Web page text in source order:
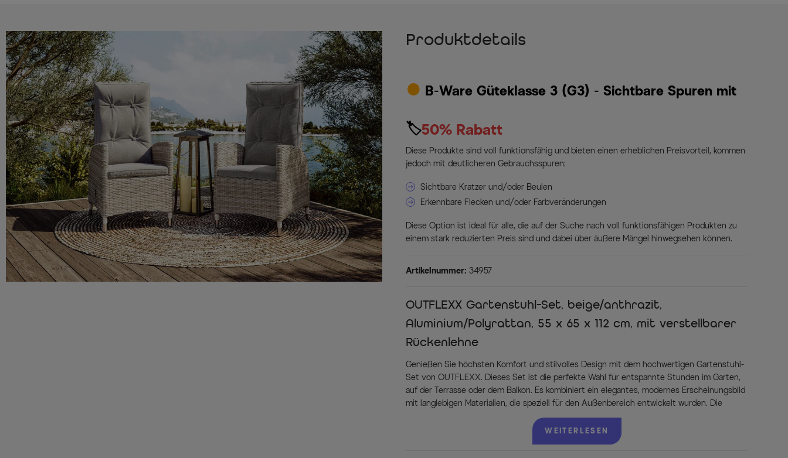
Produktdetails
• B-Ware Güteklasse 3 (G3) - Sichtbare Spuren mit
🏷50% Rabatt
Diese Produkte sind voll funktionsfähig und bieten einen erheblichen Preisvorteil, kommen
jedoch mit deutlicheren Gebrauchsspuren:
Sichtbare Kratzer und/oder Beulen
Erkennbare Flecken und/oder Farbveränderungen
Diese Option ist ideal für alle, die auf der Suche nach voll funktionsfähigen Produkten zu
einem stark reduzierten Preis sind und dabei über äußere Mängel hinwegsehen können.
Artikelnummer: 34957
OUTFLEXX Gartenstuhl-Set, beige/anthrazit,
Aluminium/Polyrattan, 55 x 65 x 112 cm, mit verstellbarer
Rückenlehne
Genießen Sie höchsten Komfort und stilvolles Design mit dem hochwertigen Gartenstuhl-
Set von OUTFLEXX. Dieses Set ist die perfekte Wahl für entspannte Stunden im Garten,
auf der Terrasse oder dem Balkon. Es kombiniert ein elegantes, modernes Erscheinungsbild
mit langlebigen Materialien, die speziell für den Außenbereich entwickelt wurden. Die
harmonische Kombination aus anthrazitfarbenem Aluminium und geflochtenem Polyrattan
macht diese Stühle nicht nur robust, sondern auch optisch ansprechend.
WEITERLESEN